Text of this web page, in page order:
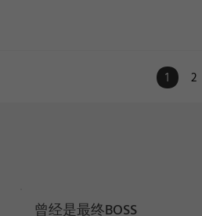
1 2
曾经是最终BOSS